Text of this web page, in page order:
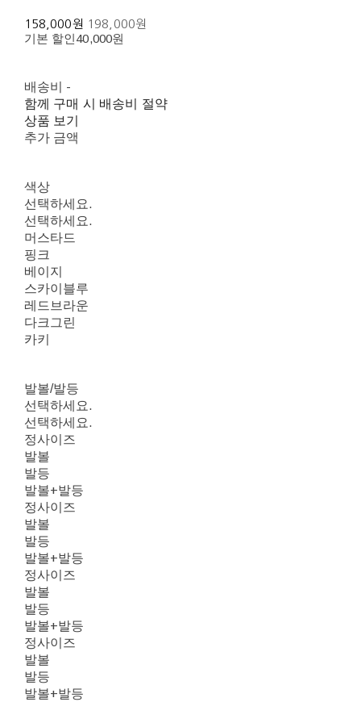
158,000원 198,000원
기본 할인40,000원
배송비 -
함께 구매 시 배송비 절약
상품 보기
추가 금액
색상
선택하세요.
선택하세요.
머스타드
핑크
베이지
스카이블루
레드브라운
다크그린
카키
발볼/발등
선택하세요.
선택하세요.
정사이즈
발볼
발등
발볼+발등
정사이즈
발볼
발등
발볼+발등
정사이즈
발볼
발등
발볼+발등
정사이즈
발볼
발등
발볼+발등